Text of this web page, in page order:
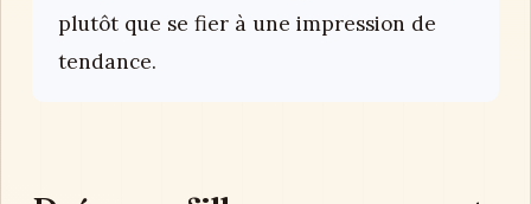
plutôt que se fier à une impression de
tendance.